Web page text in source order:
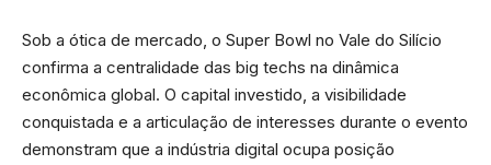
Sob a ótica de mercado, o Super Bowl no Vale do Silício
confirma a centralidade das big techs na dinâmica
econômica global. O capital investido, a visibilidade
conquistada e a articulação de interesses durante o evento
demonstram que a indústria digital ocupa posição